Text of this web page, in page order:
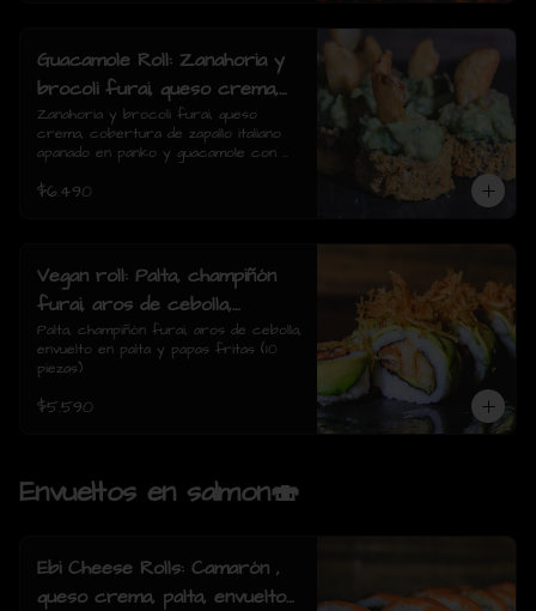
Guacamole Roll: Zanahoria y
brocoli furai, queso crema,
cobertura de zapallo italiano
apanado en panko y
(8 piezas)
Zanahoria y brocoli furai, queso
crema, cobertura de zapallo italiano
apanado en panko y guacamole con
$6.490
Vegan roll: Palta, champiñón
furai, aros de cebolla,
envuelto en palta y papas
fritas (10 piezas)
Palta, champiñón furai, aros de cebolla,
envuelto en palta y papas fritas (10
piezas)
$5.590
Envueltos en salmon🍣
Ebi Cheese Rolls: Camarón ,
queso crema, palta, envuelto